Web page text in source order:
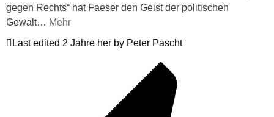
gegen Rechts“ hat Faeser den Geist der politischen
Gewalt… Mehr
Last edited 2 Jahre her by Peter Pascht